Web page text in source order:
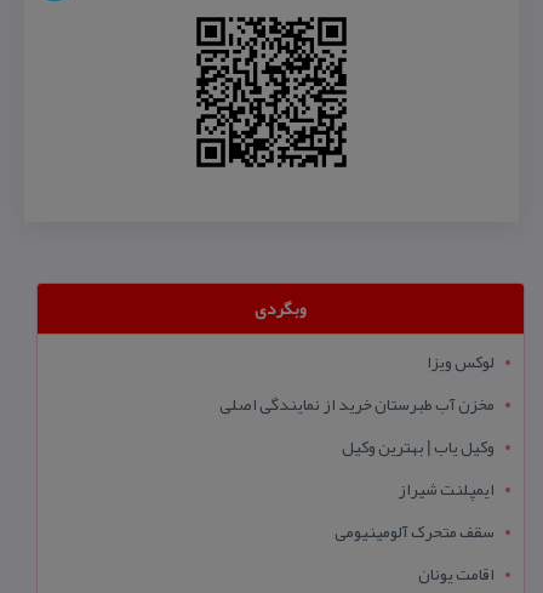
وبگردی
لوکس ویزا
مخزن آب طبرستان خرید از نمایندگی اصلی
وکیل یاب | بهترین وکیل
ایمپلنت شیراز
سقف متحرک آلومینیومی
اقامت یونان